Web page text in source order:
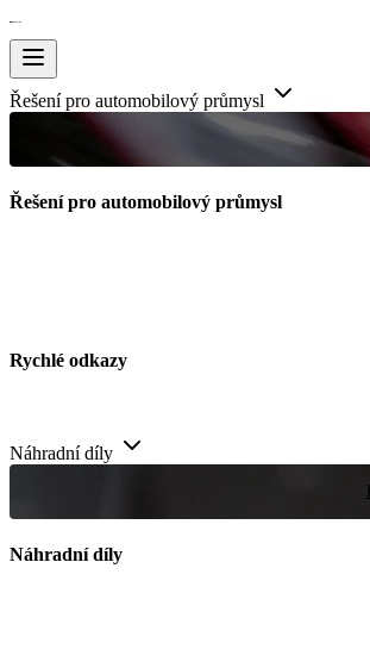
Řešení pro automobilový průmysl
Řešení pro automobilový průmysl
Rychlé odkazy
Náhradní díly
Náhradní díly